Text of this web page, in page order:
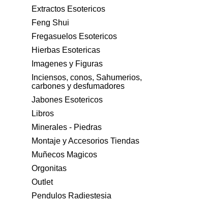
Extractos Esotericos
Feng Shui
Fregasuelos Esotericos
Hierbas Esotericas
Imagenes y Figuras
Inciensos, conos, Sahumerios,
carbones y desfumadores
Jabones Esotericos
Libros
Minerales - Piedras
Montaje y Accesorios Tiendas
Muñecos Magicos
Orgonitas
Outlet
Pendulos Radiestesia